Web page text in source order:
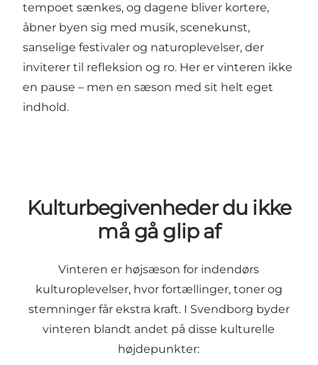
tempoet sænkes, og dagene bliver kortere,
åbner byen sig med musik, scenekunst,
sanselige festivaler og naturoplevelser, der
inviterer til refleksion og ro. Her er vinteren ikke
en pause – men en sæson med sit helt eget
indhold.
Kulturbegivenheder du ikke
må gå glip af
Vinteren er højsæson for indendørs
kulturoplevelser, hvor fortællinger, toner og
stemninger får ekstra kraft. I Svendborg byder
vinteren blandt andet på disse kulturelle
højdepunkter: